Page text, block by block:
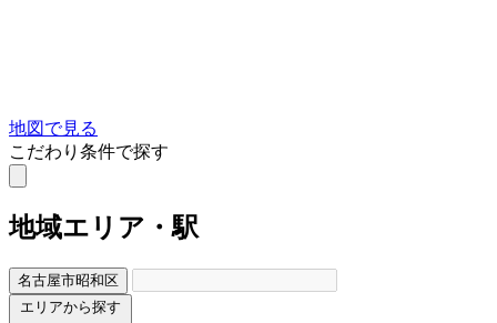
地図で見る
こだわり条件で探す
地域エリア・駅
名古屋市昭和区
エリアから探す